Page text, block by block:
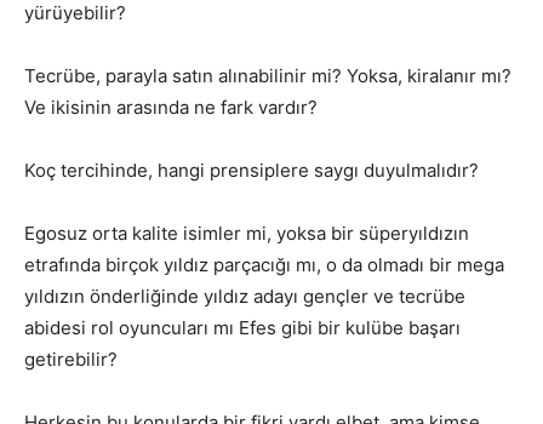
yürüyebilir?
Tecrübe, parayla satın alınabilinir mi? Yoksa, kiralanır mı?
Ve ikisinin arasında ne fark vardır?
Koç tercihinde, hangi prensiplere saygı duyulmalıdır?
Egosuz orta kalite isimler mi, yoksa bir süperyıldızın
etrafında birçok yıldız parçacığı mı, o da olmadı bir mega
yıldızın önderliğinde yıldız adayı gençler ve tecrübe
abidesi rol oyuncuları mı Efes gibi bir kulübe başarı
getirebilir?